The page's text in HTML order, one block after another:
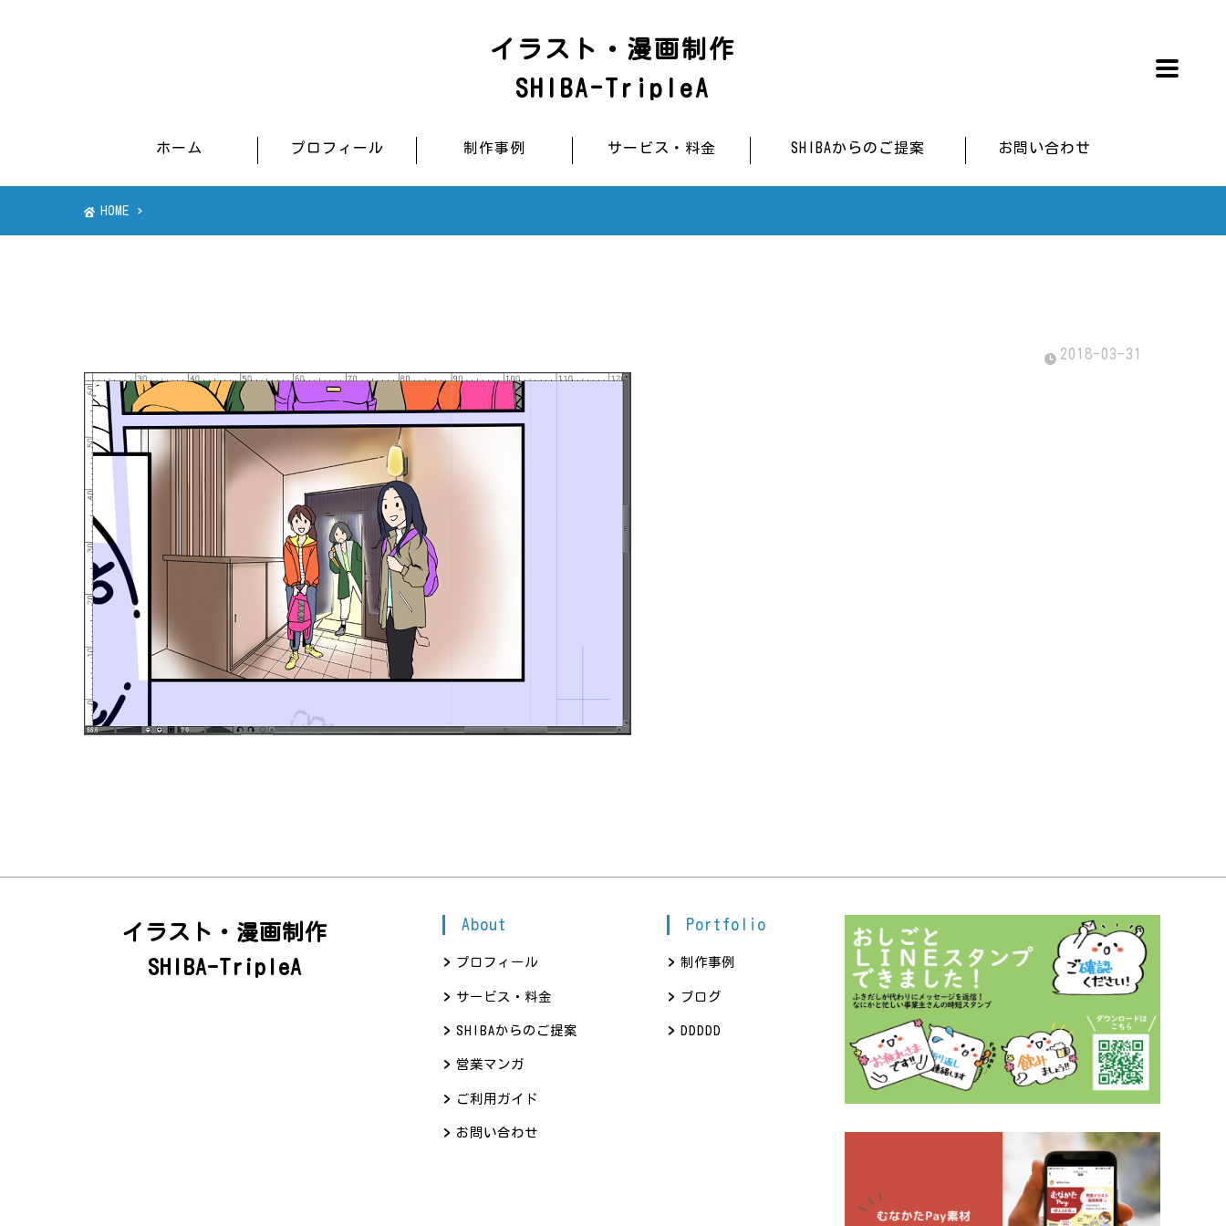
イラスト・漫画制作
SHIBA-TripleA
ホーム プロフィール 制作事例 サービス・料金 SHIBAからのご提案 お問い合わせ
HOME
2018-03-31
イラスト・漫画制作
SHIBA-TripleA
About
プロフィール
サービス・料金
SHIBAからのご提案
営業マンガ
ご利用ガイド
お問い合わせ
Portfolio
制作事例
ブログ
DDDDD